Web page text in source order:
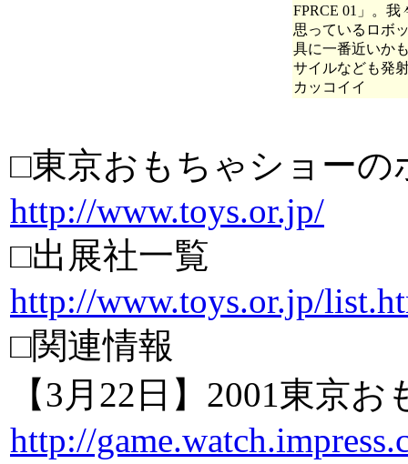
FPRCE 01」。我
思っているロボ
具に一番近いか
サイルなども発
カッコイイ
□東京おもちゃショーの
http://www.toys.or.jp/
□出展社一覧
http://www.toys.or.jp/
□関連情報
【3月22日】2001東京
http://